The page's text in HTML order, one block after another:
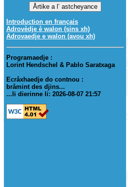
Introduction en français
Adrovèdje è walon (sins xh)
Adrovaedje e walon (avou xh)
Programaedje :
Lorint Hendschel & Pablo Saratxaga
Ecråxhaedje do contnou :
bråmint des djins...
...li dierinne li: 2026-08-07 21:57